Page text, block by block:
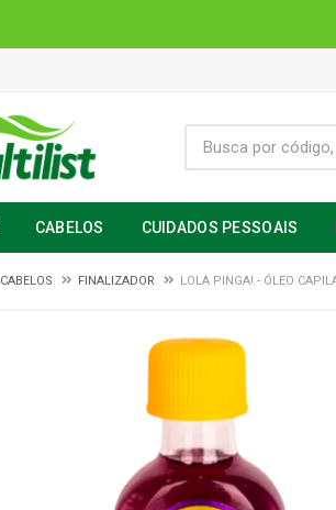
CABELOS CUIDADOS PESSOAIS
CABELOS FINALIZADOR LOLA PINGA! - ÓLEO